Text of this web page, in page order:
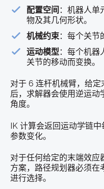
配置空间 ：机器人单
物及其几何形状。
机械约束：每个关节
运动模型：每个机器
关节的移动而变换。
对于 6 连杆机械臂，给
后，求解器会使用逆运动
角度。
IK 计算会返回运动学链
参数变化。
对于任何给定的末端效应
方案，路径规划器必须在
进行选择。